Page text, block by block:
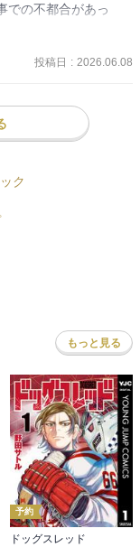
での不都合があっ
ルチザンがなんだか
無事に。
樺太へ。
探しに渡る。
には関係ない」
っていた事を思い
投稿日 : 2026.06.08
ク
もっと見る
予約
ドッグスレッド